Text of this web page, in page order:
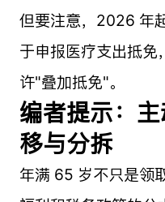
但要注意，2026 年
于申报医疗支出抵免
许"叠加抵免"。
编者提示：
移与分拆
年满 65 岁不只是领